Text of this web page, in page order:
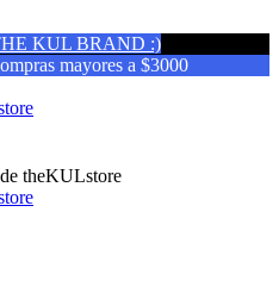
KUL BRAND :)
mayores a $3000